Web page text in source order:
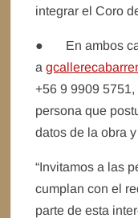
integrar el Coro
● En ambos
a
+56 9 9909
persona que
datos de la obra
“Invitamos a las
cumplan con el
parte de esta